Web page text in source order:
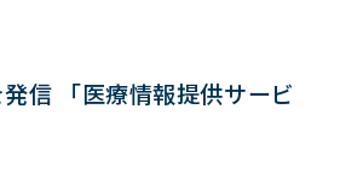
信 「医療情報提供サービ